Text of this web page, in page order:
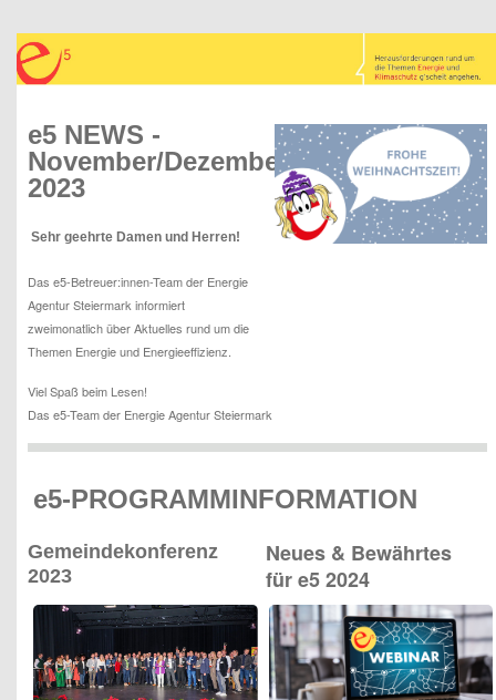
e5 NEWS -
November/Dezember
2023
Sehr geehrte Damen und Herren!
Das e5-Betreuer:innen-Team der Energie
Agentur Steiermark informiert
zweimonatlich über Aktuelles rund um die
Themen Energie und Energieeffizienz.
Viel Spaß beim Lesen!
Das e5-Team der Energie Agentur Steiermark
e5-PROGRAMMINFORMATION
Gemeindekonferenz
2023
Neues & Bewährtes
für e5 2024